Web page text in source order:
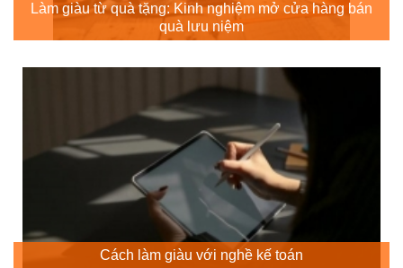
Làm giàu từ quà tặng: Kinh nghiệm mở cửa hàng bán
quà lưu niệm
Cách làm giàu với nghề kế toán